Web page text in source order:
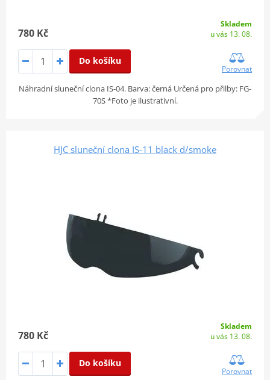
780 Kč
Skladem
u vás 13. 08.
Do košíku
Porovnat
Náhradní sluneční clona IS-04. Barva: černá Určená pro přilby: FG-
70S *Foto je ilustrativní.
HJC sluneční clona IS-11 black d/smoke
780 Kč
Skladem
u vás 13. 08.
Do košíku
Porovnat